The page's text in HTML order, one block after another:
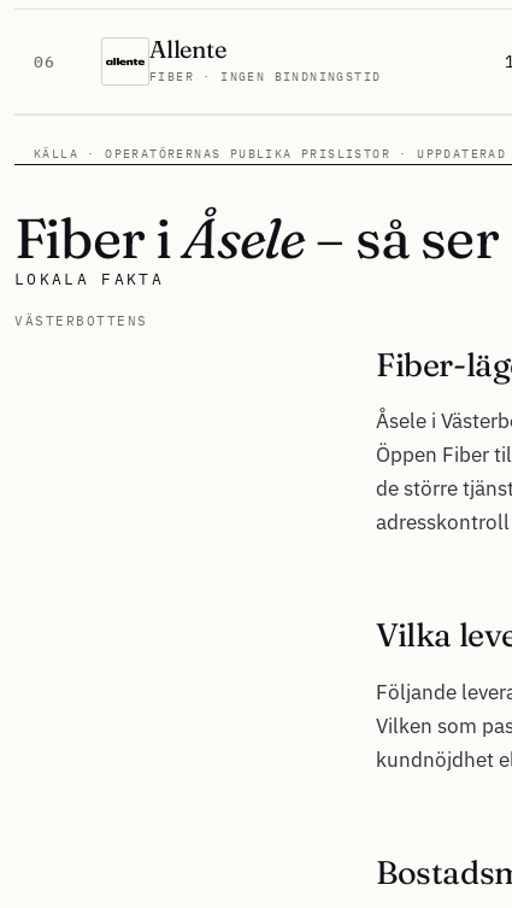
06 Allente
FIBER · INGEN BINDNINGSTID
KÄLLA · OPERATÖRERNAS PUBLIKA PRISLISTOR ·
Fiber iÅsele– så
LOKALA FAKTA
VÄSTERBOTTENS
Fiber-
Åsele i
Öppen Fiber
de större
Vilka
Följande
Vilken som
kundnöjdhet